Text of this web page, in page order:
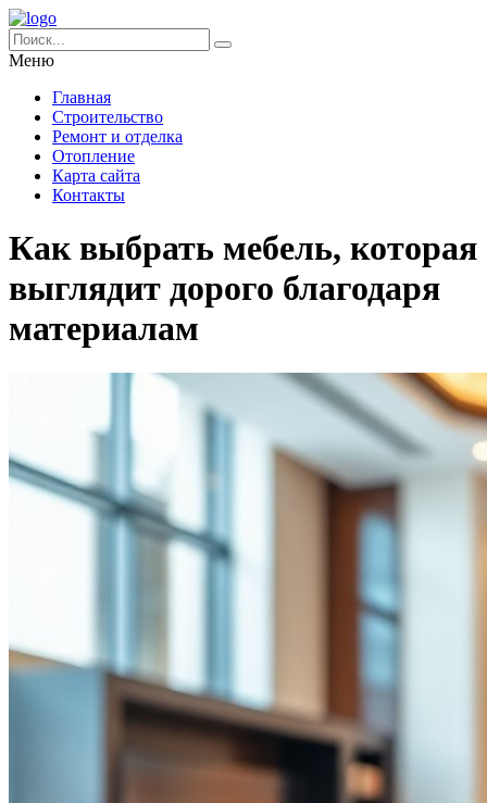
Меню
Главная
Строительство
Ремонт и отделка
Отопление
Карта сайта
Контакты
Как выбрать мебель, которая
выглядит дорого благодаря
материалам